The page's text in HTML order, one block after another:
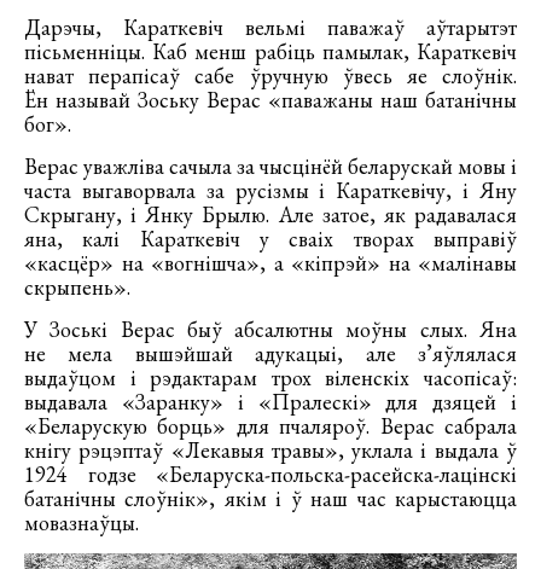
Дарэчы, Караткевіч вельмі паважаў аўтарытэт
пісьменніцы. Каб менш рабіць памылак, Караткевіч
нават перапісаў сабе ўручную ўвесь яе слоўнік.
Ён называй Зоську Верас «паважаны наш батанічны
бог».
Верас уважліва сачыла за чысцінёй беларускай мовы і
часта выгаворвала за русізмы і Караткевічу, і Яну
Скрыгану, і Янку Брылю. Але затое, як радавалася
яна, калі Караткевіч у сваіх творах выправіў
«касцёр» на «вогнішча», а «кіпрэй» на «малінавы
скрыпень».
У Зоські Верас быў абсалютны моўны слых. Яна
не мела вышэйшай адукацыі, але з’яўлялася
выдаўцом і рэдактарам трох віленскіх часопісаў:
выдавала «Заранку» і «Пралескі» для дзяцей і
«Беларускую борць» для пчаляроў. Верас сабрала
кнігу рэцэптаў «Лекавыя травы», уклала і выдала ў
1924 годзе «Беларуска-польска-расейска-лацінскі
батанічны слоўнік», якім і ў наш час карыстаюцца
мовазнаўцы.